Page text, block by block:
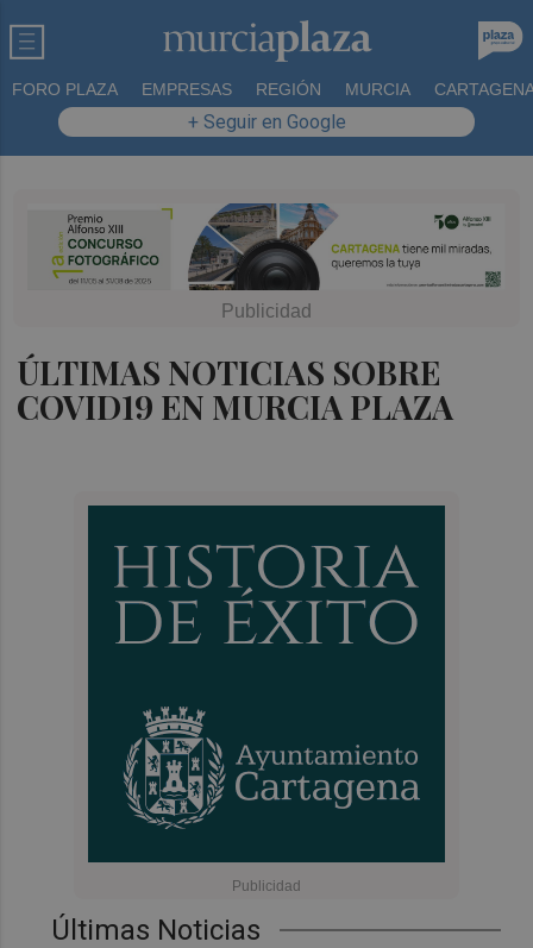
FORO PLAZA EMPRESAS REGIÓN MURCIA
+ Seguir en Google
ÚLTIMAS NOTICIAS SOBRE
COVID19 EN MURCIA PLAZA
Últimas Noticias